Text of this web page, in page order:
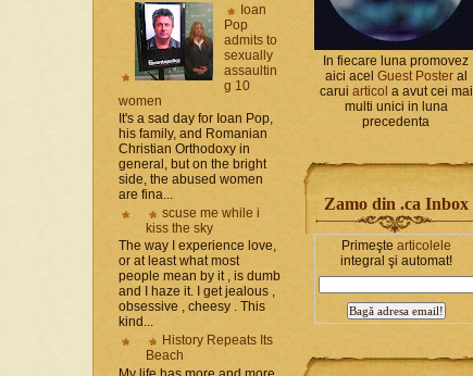
Ioan
Pop
admits to
sexually
assaultin
g 10
women
It's a sad day for Ioan Pop,
his family, and Romanian
Christian Orthodoxy in
general, but on the bright
side, the abused women
are fina...
scuse me while i
kiss the sky
The way I experience love,
or at least what most
people mean by it , is dumb
and I haze it. I get jealous ,
obsessive , cheesy . This
kind...
History Repeats Its
Beach
In fiecare luna promovez
aici acel Guest Posteral
carui articol a avut cei mai
multi unici in luna
precedenta
Zamo din .ca Inbox
Primeşte articolele
integral şi automat!